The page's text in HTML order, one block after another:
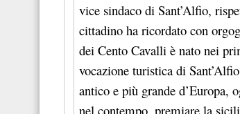
vice sindaco di Sant’Alfio,
cittadino ha ricordato con
dei Cento Cavalli è nato nei
vocazione turistica di
antico e più grande d’Europa,
nel contempo, premiare la